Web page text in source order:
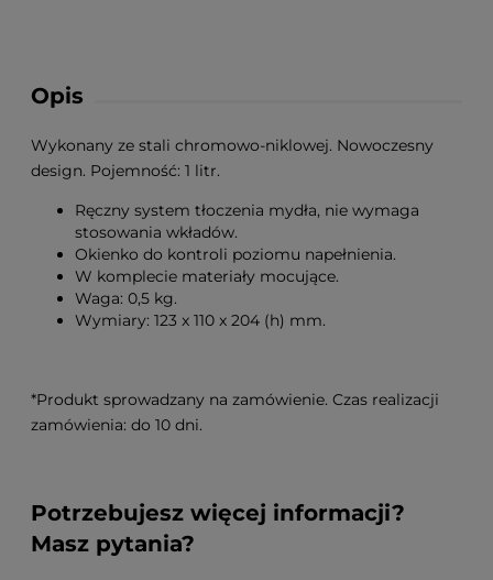
Opis
Wykonany ze stali chromowo-niklowej. Nowoczesny
design. Pojemność: 1 litr.
Ręczny system tłoczenia mydła, nie wymaga
stosowania wkładów.
Okienko do kontroli poziomu napełnienia.
W komplecie materiały mocujące.
Waga: 0,5 kg.
Wymiary: 123 x 110 x 204 (h) mm.
*Produkt sprowadzany na zamówienie. Czas realizacji
zamówienia: do 10 dni.
Potrzebujesz więcej informacji?
Masz pytania?